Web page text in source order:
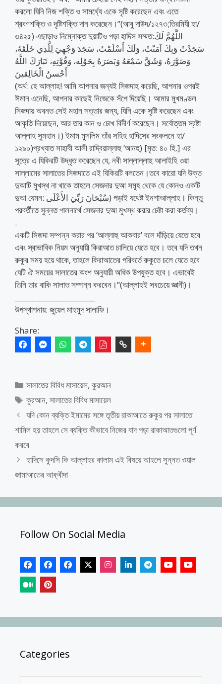
করলো যিনি নিজ শক্তি ও সামর্থ্যে একে সৃষ্টি করেছেন এবং এতে
শ্রবণশক্তি ও দৃষ্টিশক্তি দান করেছেন।”(আবু দাউদ/১২৭৩;তিরমিযী হা/
৩৪২৫) এছাড়াও নিম্নোক্ত দুয়াটিও পড়া হাদিস সম্মত:اللَّهُمَّ لَكَ
سَجَدْتُ وَبِكَ آمَنْتُ، وَلَكَ أَسْلَمْتُ، سَجَدَ وَجْهِيَ لِلَّذِي خَلَقَهُ،
وَصَوَّرَهُ، وَشَقَّ سَمْعَهُ وَبَصَرَهُ بِحَوْلِه، وَقُوَّتِهِ، تَبَارَكَ اللَّهُ
أَحْسنُ الْخَالِقينَ
(অর্থ: হে আল্লাহ! আমি আপনার জন্যই সিজদাহ করেছি, আপনার ওপরই
ঈমান এনেছি, আপনার কাছেই নিজেকে সঁপে দিয়েছি। আমার মুখমণ্ডল
সিজদায় অবনত সেই মহান সত্তার জন্য, যিনি একে সৃষ্টি করেছেন এবং
আকৃতি দিয়েছেন, আর তার কান ও চোখ বিদীর্ণ করেছেন। সর্বোত্তম স্রষ্টা
আল্লাহ সুমহান।) ইমাম মুসলিম তাঁর সহিহ হাদিসের সংকলনে হা/
১২৯০)প্রখ্যাত সাহাবী আলী রাদ্বিয়াল্লাহু ‘আনহু) [মৃত: ৪০ হি.] এর
সূত্রে এ যিকিরটি উদ্ধৃত করেছেন যে, নবী সাল্লাল্লাহু আলাইহি ওয়া
সাল্লামের সালাতের সিজদাতে এই যিকিরটি বলতেন।তবে কারো যদি উক্ত
দুআটি মুখস্থ না থাকে তাহলে সেজদার দুআ সমূহ থেকে যে কোনও একটি
দুআ যেমন: سُبْحَانَ رَبِّيَ الأَعْلَى) পড়াই যথেষ্ট ইনশাআল্লাহ। কিন্তু
পরবর্তীতে সুন্নত পালনার্থে সেজদার দুআ মুখস্থ করার চেষ্টা করা কর্তব্য।
.
একটি সিজদা সম্পন্ন করার পর ‘আল্লাহু আকবার’ বলে দাঁড়িয়ে যেতে হবে
এবং স্বাভাবিক নিয়ম অনুযায়ী কিরাআত চালিয়ে যেতে হবে। তবে যদি তখন
রুকুর সময় হয়ে থাকে, তাহলে কিরাআতের পরিবর্তে রুকুতে চলে যেতে হবে
যেটি ঐ সময়ের সালাতের অংশ অনুযায়ী অধিক উপযুক্ত হবে। এভাবেই
তিনি তার বাকি সালাত সম্পন্ন করবেন।”(আল্লাহই সবচেয়ে জ্ঞানী)।
উপস্থাপনায়: জুয়েল মাহমুদ সালাফি।
Share:
Categories
সালাতের বিবিধ মাসায়েল,কুরআন
Tags
কুরআন,সালাতের বিবিধ মাসায়েল
যদি কোন ব্যক্তি ইমামের সঙ্গে তৃতীয় রাকাআতে রুকুর পর সালাতে
শামিল হয় তাহলে সে ব্যক্তি কীভাবে নিজের বাদ পড়া রাকাআতগুলো পূর্ণ
করবে
হাদিসে কুদসি কি আল্লাহর কালাম এই বিষয়ে আহলে সুন্নত ওয়াল
জামাআতের আক্বীদা
Follow On Social Media
Categories